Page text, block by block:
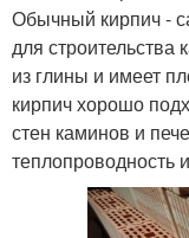
Обычный кирпич -
для строительства
из глины и имеет
кирпич хорошо
стен каминов и
теплопроводность